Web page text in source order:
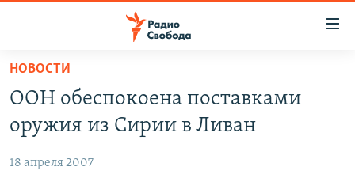
упрощенного
доступа
основному
ПРОГРАММЫ
АВТОРСКИЕ ПРОЕКТЫ
ЦИТАТЫ СВОБОДЫ
НОВОСТИ
ООН обеспокоена поставками
оружия из Сирии в Ливан
18 апреля 2007